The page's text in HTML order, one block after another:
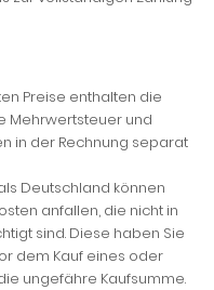
Preise enthalten die
Mehrwertsteuer und
in der Rechnung separat
Deutschland können
anfallen, die nicht in
sind. Diese haben Sie
dem Kauf eines oder
ungefähre Kaufsumme.